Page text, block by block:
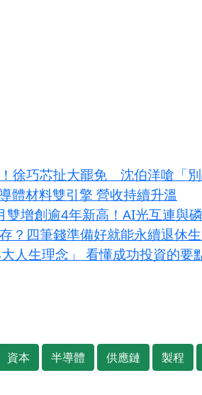
徐巧芯扯大罷免 沈伯洋嗆「別
體材料雙引擎 營收持續升溫
雙增創逾4年新高！AI光互連與
？四筆錢準備好就能永續退休生
人生理念」 看懂成功投資的要
資本 半導體 供應鏈 製程